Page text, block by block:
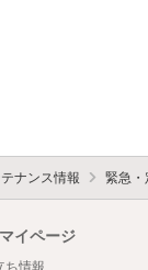
ナンス情報 緊急・
イページ
ち情報